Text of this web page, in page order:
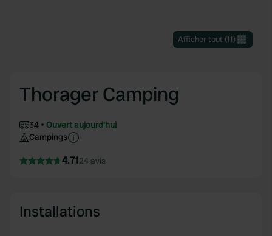
Afficher tout(11)
Thorager Camping
34
Ouvert aujourd'hui
Campings
4.7124 avis
Installations